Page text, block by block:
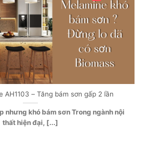
AH1103 – Tăng bám sơn gấp 2 lần
nhưng khó bám sơn Trong ngành nội
thất hiện đại, [...]